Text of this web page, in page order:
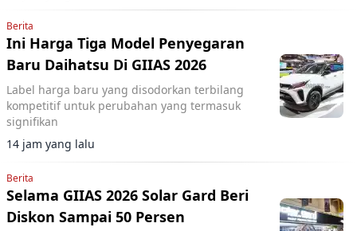
Berita
Ini Harga Tiga Model Penyegaran
Baru Daihatsu Di GIIAS 2026
Label harga baru yang disodorkan terbilang
kompetitif untuk perubahan yang termasuk
signifikan
14 jam yang lalu
Berita
Selama GIIAS 2026 Solar Gard Beri
Diskon Sampai 50 Persen